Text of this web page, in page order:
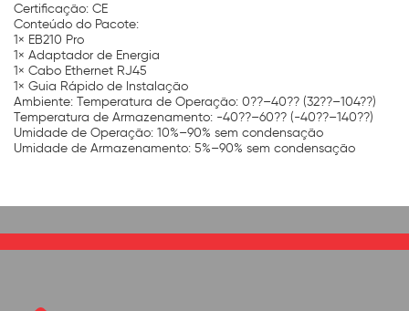
Certificação: CE
Conteúdo do Pacote:
1× EB210 Pro
1× Adaptador de Energia
1× Cabo Ethernet RJ45
1× Guia Rápido de Instalação
Ambiente: Temperatura de Operação: 0??–40?? (32??–104??)
Temperatura de Armazenamento: -40??–60?? (-40??–140??)
Umidade de Operação: 10%–90% sem condensação
Umidade de Armazenamento: 5%–90% sem condensação